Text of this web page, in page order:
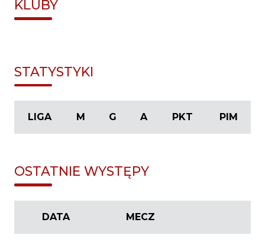
KLUBY
STATYSTYKI
LIGA M G A PKT PIM
OSTATNIE WYSTĘPY
DATA MECZ